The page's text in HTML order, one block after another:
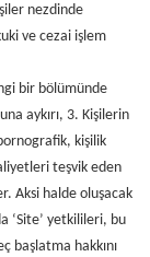
nezdinde
ve cezai işlem
bir bölümünde
aykırı, 3. Kişilerin
kişilik
teşvik eden
Aksi halde oluşacak
‘Site’ yetkilileri, bu
başlatma hakkını